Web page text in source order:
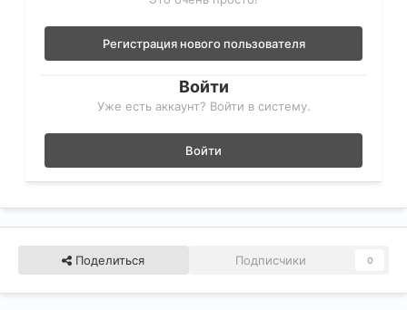
Регистрация нового пользователя
Войти
Уже есть аккаунт? Войти в систему.
Войти
Поделиться Подписчики 0